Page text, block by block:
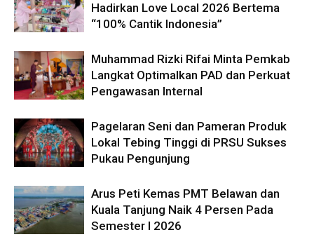
Hadirkan Love Local 2026 Bertema
“100% Cantik Indonesia”
Muhammad Rizki Rifai Minta Pemkab
Langkat Optimalkan PAD dan Perkuat
Pengawasan Internal
Pagelaran Seni dan Pameran Produk
Lokal Tebing Tinggi di PRSU Sukses
Pukau Pengunjung
Arus Peti Kemas PMT Belawan dan
Kuala Tanjung Naik 4 Persen Pada
Semester I 2026